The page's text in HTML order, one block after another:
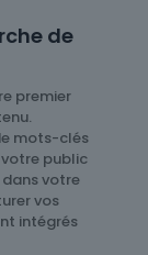
de
premier
mots-clés
public
votre
vos
intégrés